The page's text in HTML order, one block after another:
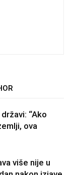
“Ako
ova
više nije u